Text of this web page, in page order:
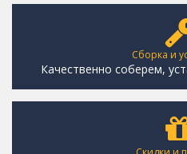
Сборка и
Качественно соберем,